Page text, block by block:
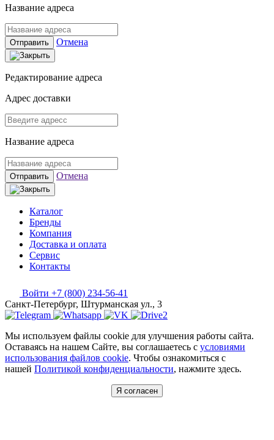
Название адреса
Отправить Отмена
Редактирование адреса
Адрес доставки
Название адреса
Отправить Отмена
Каталог
Бренды
Компания
Доставка и оплата
Сервис
Контакты
Войти +7 (800) 234-56-41
Санкт-Петербург, Штурманская ул., 3
Мы используем файлы cookie для улучшения работы сайта.
Оставаясь на нашем Сайте, вы соглашаетесь с условиями
использования файлов cookie. Чтобы ознакомиться с
нашей Политикой конфиденциальности, нажмите здесь.
Я согласен